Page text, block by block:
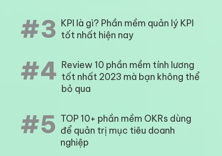
#3 KPI là gì? Phần mềm quản lý KPI
tốt nhất hiện nay
#4 Review 10 phần mềm tính lương
tốt nhất 2023 mà bạn không thể
bỏ qua
#5 TOP 10+ phần mềm OKRs dùng
để quản trị mục tiêu doanh
nghiệp